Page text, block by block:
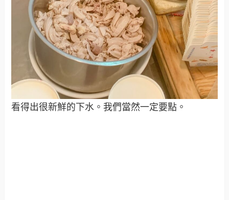
看得出很新鮮的下水。我們當然一定要點。